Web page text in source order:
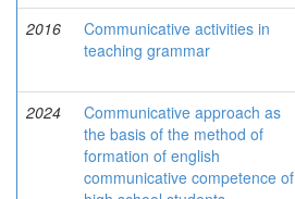
2016
Communicative activities in
teaching grammar
2024
Communicative approach as
the basis of the method of
formation of english
communicative competence of